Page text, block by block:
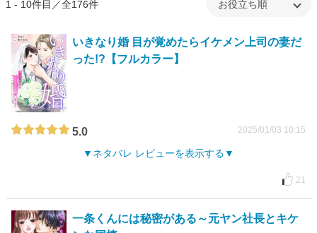
1 - 10件目／全176件
いきなり婚 目が覚めたらイケメン上司の妻だ
った!?【フルカラー】
5.0 2025/01/03 10:15
ネタバレ レビューを表示する
21
一条くんには秘密がある～元ヤン社長とキケ